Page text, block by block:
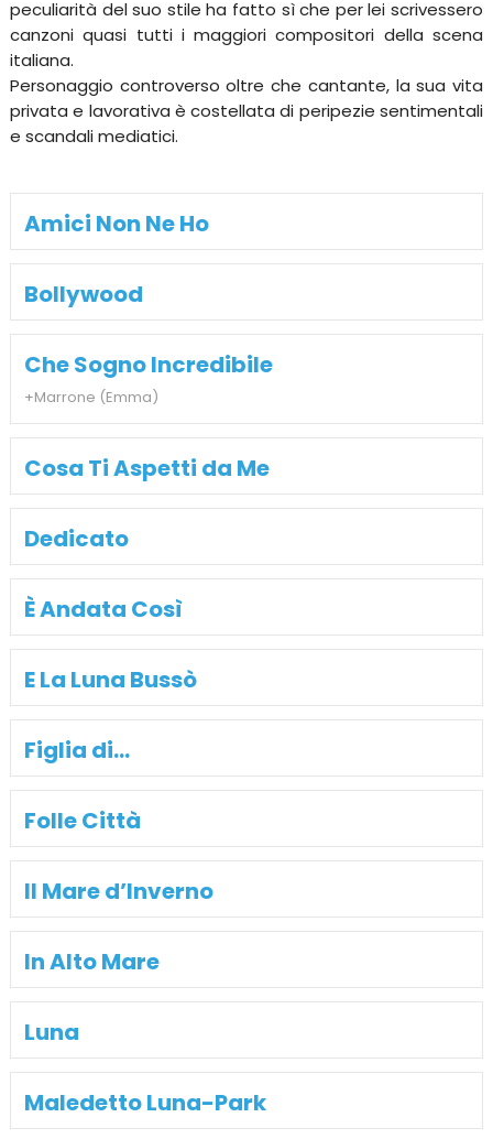
peculiarità del suo stile ha fatto sì che per lei scrivessero
canzoni quasi tutti i maggiori compositori della scena
italiana.
Personaggio controverso oltre che cantante, la sua vita
privata e lavorativa è costellata di peripezie sentimentali
e scandali mediatici.
Amici Non Ne Ho
Bollywood
Che Sogno Incredibile
+Marrone (Emma)
Cosa Ti Aspetti da Me
Dedicato
È Andata Così
E La Luna Bussò
Figlia di…
Folle Città
Il Mare d’Inverno
In Alto Mare
Luna
Maledetto Luna-Park